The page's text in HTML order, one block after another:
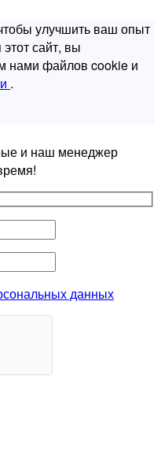
улучшить ваш опыт
сайт, вы
нами файлов cookie и
.
и наш менеджер
данных